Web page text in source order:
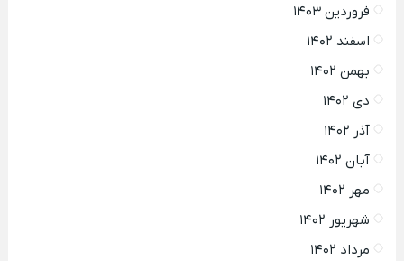
فروردین ۱۴۰۳
اسفند ۱۴۰۲
بهمن ۱۴۰۲
دی ۱۴۰۲
آذر ۱۴۰۲
آبان ۱۴۰۲
مهر ۱۴۰۲
شهریور ۱۴۰۲
مرداد ۱۴۰۲